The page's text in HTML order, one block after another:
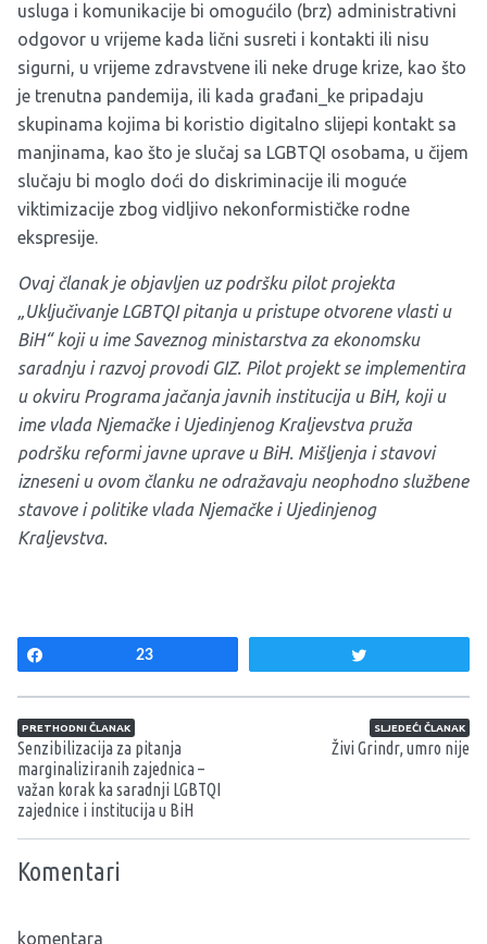
usluga i komunikacije bi omogućilo (brz) administrativni
odgovor u vrijeme kada lični susreti i kontakti ili nisu
sigurni, u vrijeme zdravstvene ili neke druge krize, kao što
je trenutna pandemija, ili kada građani_ke pripadaju
skupinama kojima bi koristio digitalno slijepi kontakt sa
manjinama, kao što je slučaj sa LGBTQI osobama, u čijem
slučaju bi moglo doći do diskriminacije ili moguće
viktimizacije zbog vidljivo nekonformističke rodne
ekspresije.
Ovaj članak je objavljen uz podršku pilot projekta
„Uključivanje LGBTQI pitanja u pristupe otvorene vlasti u
BiH“ koji u ime Saveznog ministarstva za ekonomsku
saradnju i razvoj provodi GIZ. Pilot projekt se implementira
u okviru Programa jačanja javnih institucija u BiH, koji u
ime vlada Njemačke i Ujedinjenog Kraljevstva pruža
podršku reformi javne uprave u BiH. Mišljenja i stavovi
izneseni u ovom članku ne odražavaju neophodno službene
stavove i politike vlada Njemačke i Ujedinjenog
Kraljevstva.
23
Navigacija članaka
PRETHODNI ČLANAK
Senzibilizacija za pitanja
marginaliziranih zajednica –
važan korak ka saradnji LGBTQI
zajednice i institucija u BiH
SLJEDEĆI ČLANAK
Živi Grindr, umro nije
Komentari
komentara